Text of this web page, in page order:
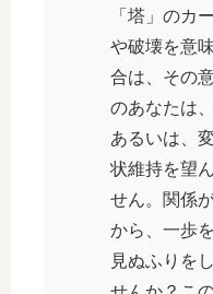
「塔」のカ
や破壊を意
合は、その
のあなたは
あるいは、
状維持を望
せん。関係
から、一歩
見ぬふりを